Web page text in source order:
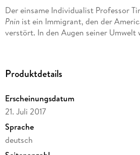
Der einsame Individualist Professor
Pnin ist ein Immigrant, den der
verstört. In den Augen seiner Umwelt
Vladimir Nabokovs meisterhafter
den exzentrischen Protagonisten
Nachkriegszeit. Mit feinem Humor und
Beobachtungsgabe zeichnet der Autor
Produktdetails
Erscheinungsdatum
21. Juli 2017
Sprache
deutsch